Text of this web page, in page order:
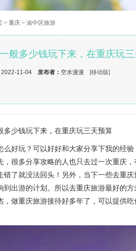
> 重庆 > 渝中区旅游
般多少钱玩下来，在重庆玩
2022-11-04 发布者： 空水漫漫 [移动版]
多少钱玩下来，在重庆玩三天预算
么好玩？可以好好和大家分享下我的经
，很多分享攻略的人也只去过一次重庆
错了就没法回头！另外，当下一些去重
到出游的计划。所以去重庆旅游最好的
，做重庆旅游接待好多年了，可以提供